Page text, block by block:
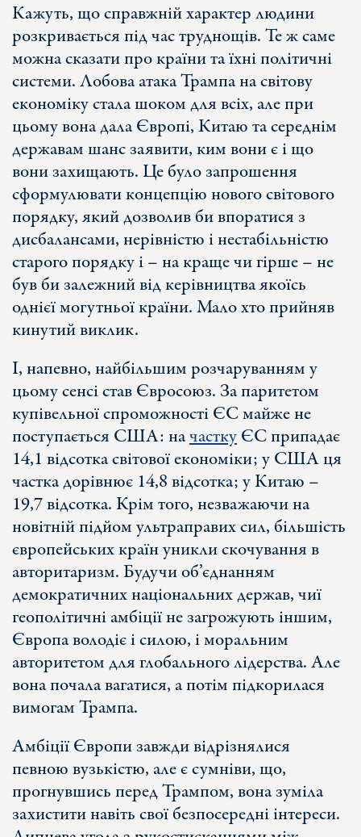
Кажуть, що справжній характер людини
розкривається під час труднощів. Те ж саме
можна сказати про країни та їхні політичні
системи. Лобова атака Трампа на світову
економіку стала шоком для всіх, але при
цьому вона дала Європі, Китаю та середнім
державам шанс заявити, ким вони є і що
вони захищають. Це було запрошення
сформулювати концепцію нового світового
порядку, який дозволив би впоратися з
дисбалансами, нерівністю і нестабільністю
старого порядку і – на краще чи гірше – не
був би залежний від керівництва якоїсь
однієї могутньої країни. Мало хто прийняв
кинутий виклик.
І, напевно, найбільшим розчаруванням у
цьому сенсі став Євросоюз. За паритетом
купівельної спроможності ЄС майже не
поступається США: начасткуЄС припадає
14,1 відсотка світової економіки; у США ця
частка дорівнює 14,8 відсотка; у Китаю –
19,7 відсотка. Крім того, незважаючи на
новітній підйом ультраправих сил, більшість
європейських країн уникли скочування в
авторитаризм. Будучи об’єднанням
демократичних національних держав, чиї
геополітичні амбіції не загрожують іншим,
Європа володіє і силою, і моральним
авторитетом для глобального лідерства. Але
вона почала вагатися, а потім підкорилася
вимогам Трампа.
Амбіції Європи завжди відрізнялися
певною вузькістю, але є сумніви, що,
прогнувшись перед Трампом, вона зуміла
захистити навіть свої безпосередні інтереси.